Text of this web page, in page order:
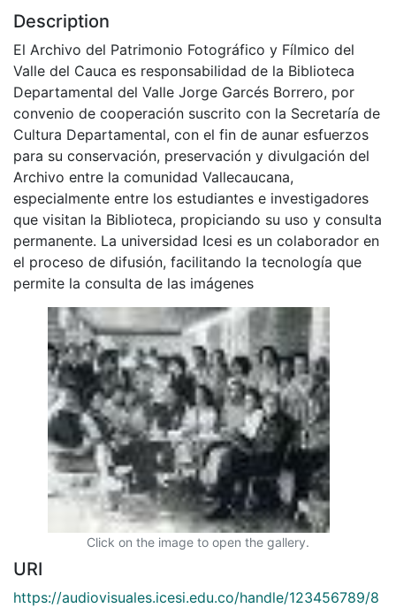
Description
El Archivo del Patrimonio Fotográfico y Fílmico del
Valle del Cauca es responsabilidad de la Biblioteca
Departamental del Valle Jorge Garcés Borrero, por
convenio de cooperación suscrito con la Secretaría de
Cultura Departamental, con el fin de aunar esfuerzos
para su conservación, preservación y divulgación del
Archivo entre la comunidad Vallecaucana,
especialmente entre los estudiantes e investigadores
que visitan la Biblioteca, propiciando su uso y consulta
permanente. La universidad Icesi es un colaborador en
el proceso de difusión, facilitando la tecnología que
permite la consulta de las imágenes
Click on the image to open the gallery.
URI
https://audiovisuales.icesi.edu.co/handle/123456789/8